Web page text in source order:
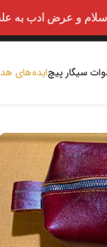
سلام و عرض ادب به علت
سیگار پیچایده‌های